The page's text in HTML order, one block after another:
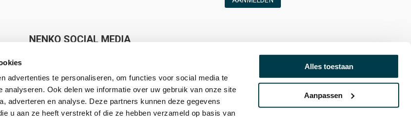
advertenties te personaliseren, om functies voor social media te
analyseren. Ook delen we informatie over uw gebruik van onze site
adverteren en analyse. Deze partners kunnen deze gegevens
u aan ze heeft verstrekt of die ze hebben verzameld op basis van
Alles toestaan
Aanpassen
NENKO SOCIAL MEDIA
Nenko makes Sense